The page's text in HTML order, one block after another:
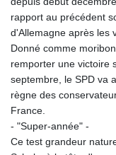
rapport au précédent
d'Allemagne après les
Donné comme
remporter une victoire
septembre, le SPD va
règne des
France.
- "Super-année" -
Ce test grandeur